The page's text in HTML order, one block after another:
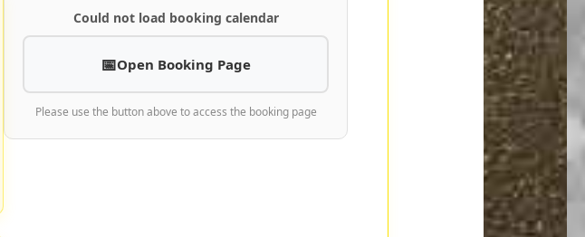
Could not load booking calendar
Open Booking Page
Please use the button above to access the booking page